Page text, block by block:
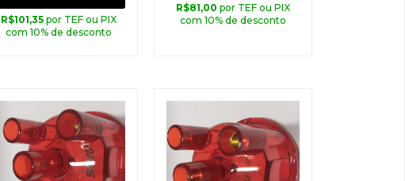
R$101,35 por TEF ou PIX
com 10% de desconto
R$81,00 por TEF ou PIX
com 10% de desconto